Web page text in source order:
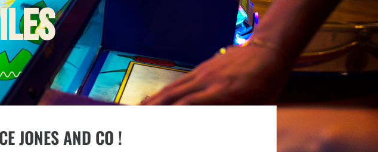
JONES AND CO !